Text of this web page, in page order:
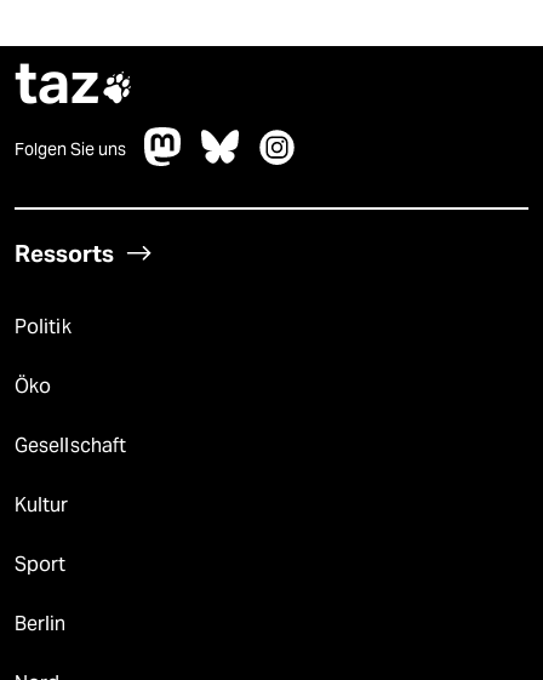
taz
Folgen Sie uns
Ressorts
Politik
Öko
Gesellschaft
Kultur
Sport
Berlin